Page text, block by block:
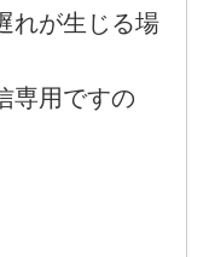
れが生じる場
専用ですの